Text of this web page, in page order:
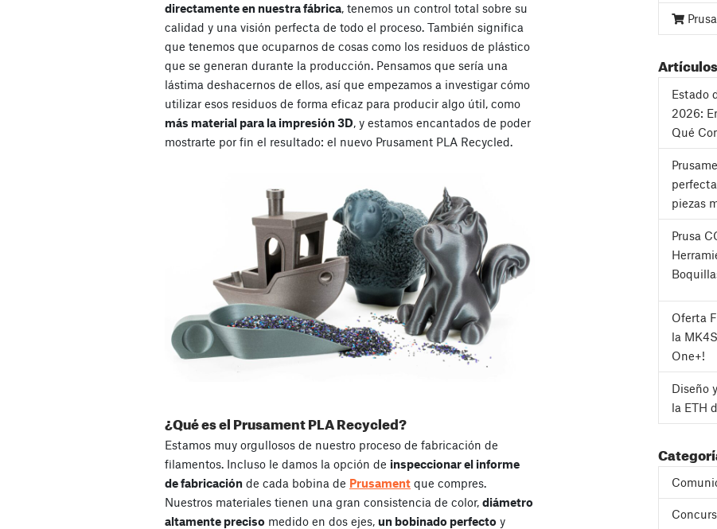
directamente en nuestra fábrica, tenemos un control total sobre su
calidad y una visión perfecta de todo el proceso. También significa
que tenemos que ocuparnos de cosas como los residuos de plástico
que se generan durante la producción. Pensamos que sería una
lástima deshacernos de ellos, así que empezamos a investigar cómo
utilizar esos residuos de forma eficaz para producir algo útil, como
más material para la impresión 3D, y estamos encantados de poder
mostrarte por fin el resultado: el nuevo Prusament PLA Recycled.
¿Qué es el Prusament PLA Recycled?
Estamos muy orgullosos de nuestro proceso de fabricación de
filamentos. Incluso le damos la opción de inspeccionar el informe
de fabricación de cada bobina de Prusament que compres.
Nuestros materiales tienen una gran consistencia de color, diámetro
altamente preciso medido en dos ejes, un bobinado perfecto y
Estado
2026:
Qué
piezas
Prusa
Oferta
la
One+!
Diseño
la ETH